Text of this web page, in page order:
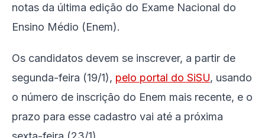
notas da última edição do Exame Nacional do
Ensino Médio (Enem).
Os candidatos devem se inscrever, a partir de
segunda-feira (19/1), pelo portal do SiSU, usando
o número de inscrição do Enem mais recente, e o
prazo para esse cadastro vai até a próxima